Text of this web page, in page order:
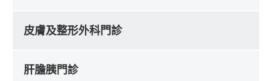
皮膚及整形外科門診
肝膽胰門診